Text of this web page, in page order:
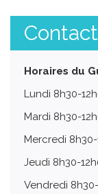
Contact
Horaires du
Lundi 8h30-
Mardi 8h30-
Mercredi 8h30-
Jeudi 8h30-
Vendredi